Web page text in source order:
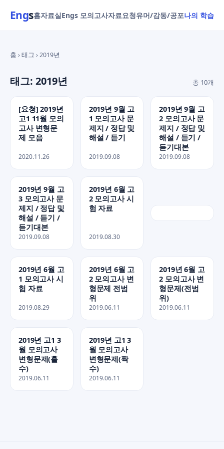
Engs홈자료실Engs 모의고사자료요청유머/감동/공포나의 학습
홈 › 태그 › 2019년
태그: 2019년 총 10개
[요청] 2019년
고1 11월 모의
고사 변형문
제 모음
2020.11.26
2019년 9월 고
1 모의고사 문
제지 / 정답 및
해설 / 듣기
2019.09.08
2019년 9월 고
2 모의고사 문
제지 / 정답 및
해설 / 듣기 /
듣기대본
2019.09.08
2019년 9월 고
3 모의고사 문
제지 / 정답 및
해설 / 듣기 /
듣기대본
2019.09.08
2019년 6월 고
2 모의고사 시
험 자료
2019.08.30
2019년 6월 고
1 모의고사 시
험 자료
2019.08.29
2019년 6월 고
2 모의고사 변
형문제 전범
위
2019.06.11
2019년 6월 고
2 모의고사 변
형문제(전범
위)
2019.06.11
2019년 고1 3
월 모의고사
변형문제(홀
수)
2019.06.11
2019년 고1 3
월 모의고사
변형문제(짝
수)
2019.06.11